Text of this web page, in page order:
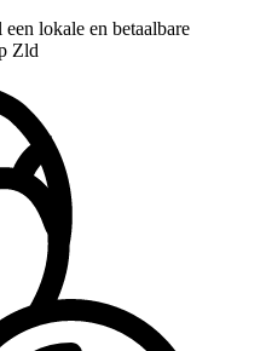
een lokale en betaalbare
Zld